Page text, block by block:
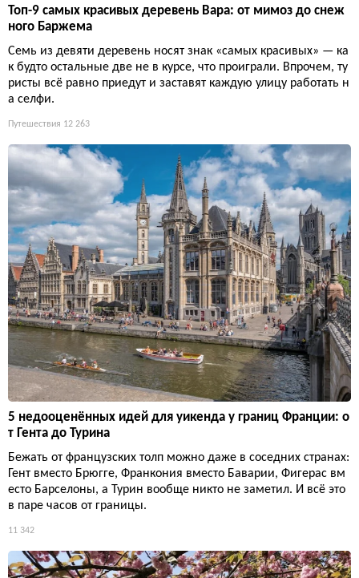
Топ-9 самых красивых деревень Вара: от мимоз до снеж
ного Баржема
Семь из девяти деревень носят знак «самых красивых» — ка
к будто остальные две не в курсе, что проиграли. Впрочем, ту
ристы всё равно приедут и заставят каждую улицу работать н
а селфи.
Путешествия 12 263
5 недооценённых идей для уикенда у границ Франции: о
т Гента до Турина
Бежать от французских толп можно даже в соседних странах:
Гент вместо Брюгге, Франкония вместо Баварии, Фигерас вм
есто Барселоны, а Турин вообще никто не заметил. И всё это
в паре часов от границы.
11 342